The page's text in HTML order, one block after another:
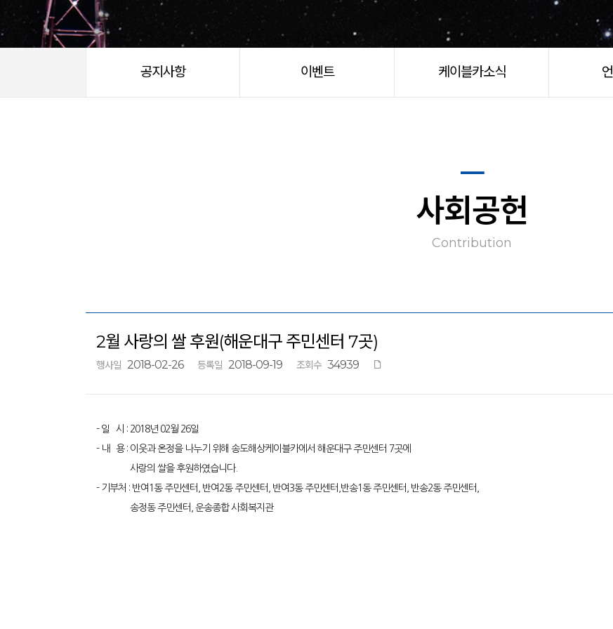
공지사항 이벤트 케이블카소식
사회공헌
Contribution
2월 사랑의 쌀 후원(해운대구 주민센터 7곳)
행사일 2018-02-26 등록일 2018-09-19 조회수 34939
- 일 시 : 2018년 02월 26일
- 내 용 : 이웃과 온정을 나누기 위해 송도해상케이블카에서 해운대구 주민센터 7곳에
사랑의 쌀을 후원하였습니다.
- 기부처 : 반여1동 주민센터, 반여2동 주민센터, 반여3동 주민센터,반송1동 주민센터, 반송2동 주민센터,
송정동 주민센터, 운송종합 사회복지관